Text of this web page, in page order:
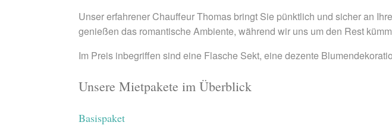
Unser erfahrener Chauffeur Thomas bringt Sie pünktlich und sicher an
genießen das romantische Ambiente, während wir uns um den Rest
Im Preis inbegriffen sind eine Flasche Sekt, eine dezente
Unsere Mietpakete im Überblick
Basispaket